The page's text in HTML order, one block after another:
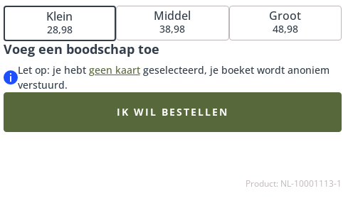
onze bijpassende vaas, luxueuze bonbons of heerlijke
chocolade en maak de verrassing compleet.
Klein
28,98
Middel
38,98
Groot
48,98
Voeg een boodschap toe
Let op: je hebt geen kaartgeselecteerd, je boeket wordt anoniem
verstuurd.
IK WIL BESTELLEN
Product: NL-10001113-1